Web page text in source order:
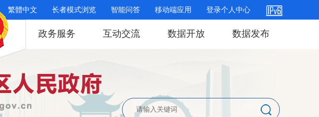
繁體中文 长者模式浏览 智能问答 移动端应用 登录个人中心
政务服务 互动交流 数据开放 数据发布